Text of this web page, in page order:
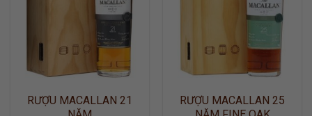
RƯỢU MACALLAN 21
RƯỢU MACALLAN 25